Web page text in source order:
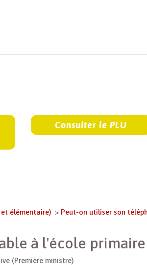
Consulter le PLU
élémentaire) > Peut-on utiliser son
à l'école primaire
(Première ministre)